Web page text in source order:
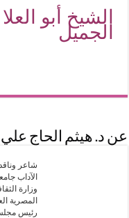
الشيخ أبو
الجميل
عن د. هيثم الحاج علي
شاعر
الآداب
وزارة
المصرية
رئيس مجلس